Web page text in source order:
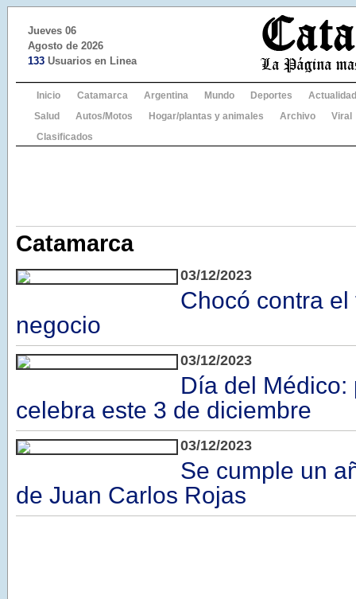
Jueves 06
Agosto de 2026
133 Usuarios en Linea
Inicio Catamarca Argentina Mundo Deportes
Actualidad
Salud
Autos/Motos Hogar/plantas y animales Archivo
Viral
Clasificados
Catamarca
03/12/2023
Chocó contra
negocio
03/12/2023
Día del Médico:
celebra este 3 de diciembre
03/12/2023
Se cumple un
de Juan Carlos Rojas